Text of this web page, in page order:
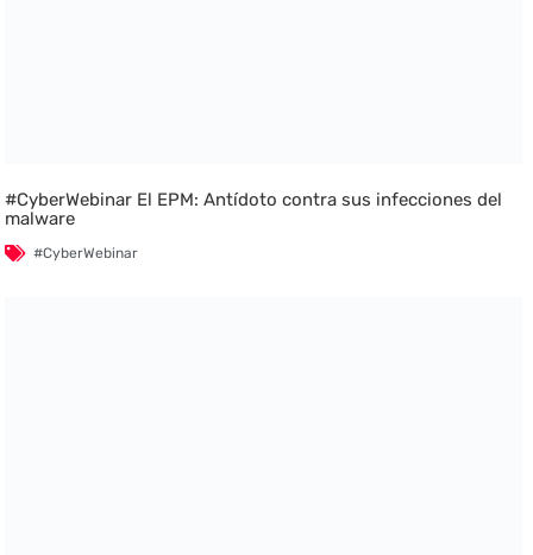
#CyberWebinar El EPM: Antídoto contra sus infecciones del
malware
#CyberWebinar